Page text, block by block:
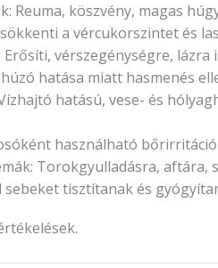
Reuma, köszvény, magas
a vércukorszintet és
vérszegénységre, lázra
hatása miatt hasmenés
hatású, vese- és
használható
Torokgyulladásra,
sebeket tisztítanak és